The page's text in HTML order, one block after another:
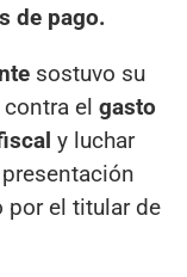
de pago.
sostuvo su
el gasto
y luchar
por el titular de